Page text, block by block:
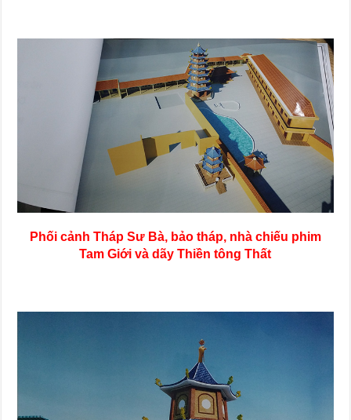
Phối cảnh Tháp Sư Bà, bảo tháp, nhà chiếu phim
Tam Giới và dãy Thiền tông Thất